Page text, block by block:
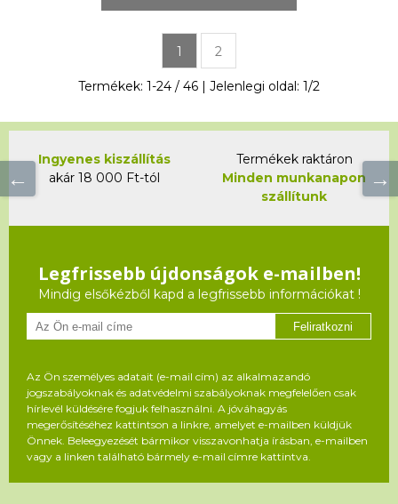
1 2
Termékek: 1-24 / 46 | Jelenlegi oldal: 1/2
Ingyenes kiszállítás
akár 18 000 Ft-tól
Termékek raktáron
Minden munkanapon
szállítunk
Legfrissebb újdonságok e-mailben!
Mindig elsőkézből kapd a legfrissebb információkat !
Feliratkozni
Az Ön személyes adatait (e-mail cím) az alkalmazandó
jogszabályoknak és adatvédelmi szabályoknak megfelelően csak
hírlevél küldésére fogjuk felhasználni. A jóváhagyás
megerősítéséhez kattintson a linkre, amelyet e-mailben küldjük
Önnek. Beleegyezését bármikor visszavonhatja írásban, e-mailben
vagy a linken található bármely e-mail címre kattintva.